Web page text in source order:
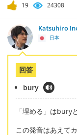
19 24308
Katsuhiro
日本
回答
bury
「埋める」はbury
この発音はあえて